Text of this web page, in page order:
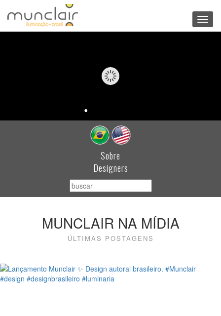
Sobre
Designers
MUNCLAIR NA MÍDIA
ÚLTIMAS POSTAGENS